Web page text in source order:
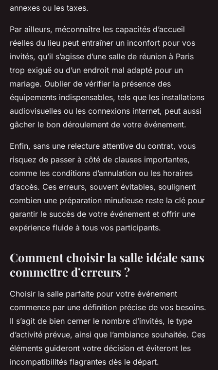
annexes ou les taxes.
Par ailleurs, méconnaître les capacités d’accueil
réelles du lieu peut entraîner un inconfort pour vos
invités, qu’il s’agisse d’une salle de réunion à Paris
trop exiguë ou d’un endroit mal adapté pour un
mariage. Oublier de vérifier la présence des
équipements indispensables, tels que les installations
audiovisuelles ou les connexions internet, peut aussi
gâcher le bon déroulement de votre événement.
Enfin, sans une relecture attentive du contrat, vous
risquez de passer à côté de clauses importantes,
comme les conditions d’annulation ou les horaires
d’accès. Ces erreurs, souvent évitables, soulignent
combien une préparation minutieuse reste la clé pour
garantir le succès de votre événement et offrir une
expérience fluide à tous vos participants.
Comment choisir la salle idéale sans
commettre d’erreurs ?
Choisir la salle parfaite pour votre événement
commence par une définition précise de vos besoins.
Il s’agit de bien cerner le nombre d’invités, le type
d’activité prévue, ainsi que l’ambiance souhaitée. Ces
éléments guideront votre décision et éviteront les
incompatibilités flagrantes dès le départ.